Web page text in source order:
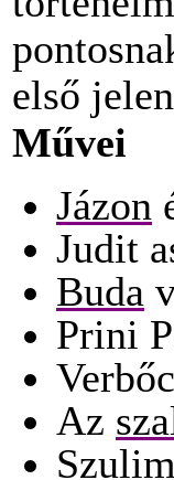
első
Művei
Jázon
Judit
Buda
Prini
Az